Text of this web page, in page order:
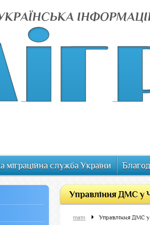
міграційна служба України
Управління ДМС у
main Управління ДМС у